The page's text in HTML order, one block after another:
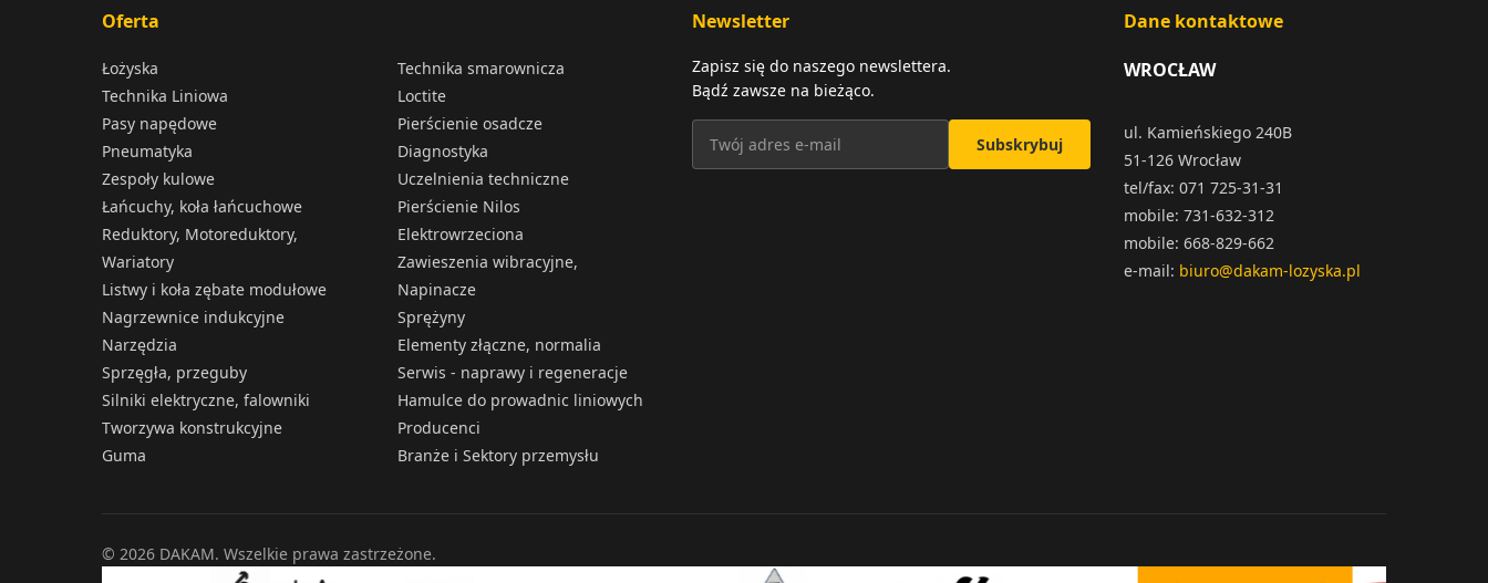
Oferta
Łożyska
Technika Liniowa
Pasy napędowe
Pneumatyka
Zespoły kulowe
Łańcuchy, koła łańcuchowe
Reduktory, Motoreduktory,
Wariatory
Listwy i koła zębate modułowe
Nagrzewnice indukcyjne
Narzędzia
Sprzęgła, przeguby
Silniki elektryczne, falowniki
Tworzywa konstrukcyjne
Guma
Technika smarownicza
Loctite
Pierścienie osadcze
Diagnostyka
Uczelnienia techniczne
Pierścienie Nilos
Elektrowrzeciona
Zawieszenia wibracyjne,
Napinacze
Sprężyny
Elementy złączne, normalia
Serwis - naprawy i regeneracje
Hamulce do prowadnic liniowych
Producenci
Branże i Sektory przemysłu
Newsletter
Zapisz się do naszego newslettera.
Bądź zawsze na bieżąco.
Subskrybuj
Dane kontaktowe
WROCŁAW
ul. Kamieńskiego 240B
51-126 Wrocław
tel/fax: 071 725-31-31
mobile: 731-632-312
mobile: 668-829-662
e-mail: biuro@dakam-lozyska.pl
© 2026 DAKAM. Wszelkie prawa zastrzeżone.